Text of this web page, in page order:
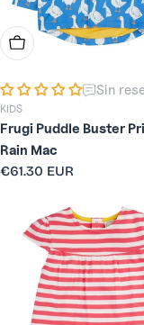
Elige Opciones
Sin
KIDS
Frugi Puddle Buster
Rain Mac
Precio
€61.30 EUR